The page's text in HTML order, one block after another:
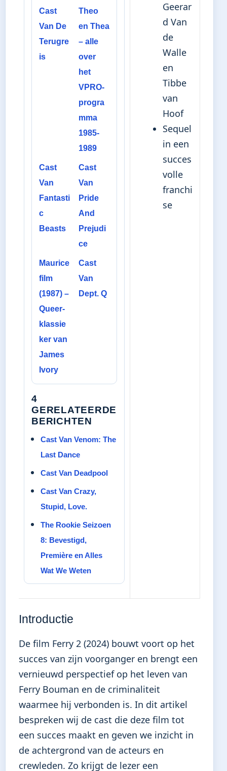
Cast
Van De
Terugre
is
Theo
en Thea
– alle
over
het
VPRO-
progra
mma
1985-
1989
Cast
Van
Fantasti
c
Beasts
Cast
Van
Pride
And
Prejudi
ce
Maurice
film
(1987) –
Queer-
klassie
ker van
James
Ivory
Cast
Van
Dept. Q
4
GERELATEERDE
BERICHTEN
Cast Van Venom: The
Last Dance
Cast Van Deadpool
Cast Van Crazy,
Stupid, Love.
The Rookie Seizoen
8: Bevestigd,
Première en Alles
Wat We Weten
Geerar
d Van
de
Walle
en
Tibbe
van
Hoof
Sequel
in een
succes
volle
franchi
se
Introductie
De film Ferry 2 (2024) bouwt voort op het
succes van zijn voorganger en brengt een
vernieuwd perspectief op het leven van
Ferry Bouman en de criminaliteit
waarmee hij verbonden is. In dit artikel
bespreken wij de cast die deze film tot
een succes maakt en geven we inzicht in
de achtergrond van de acteurs en
crewleden. Zo krijgt de lezer een